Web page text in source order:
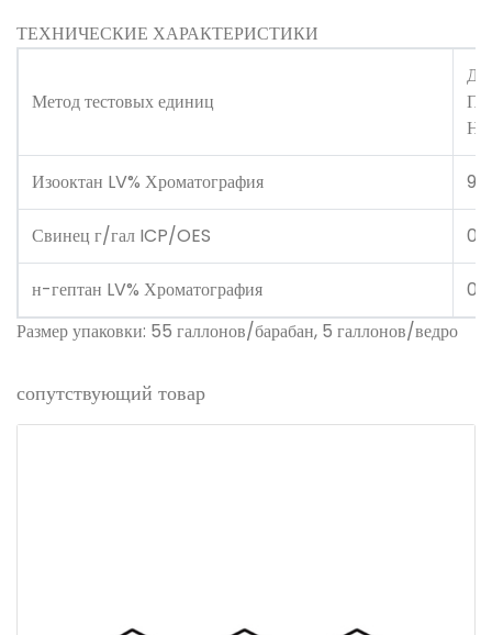
ТЕХНИЧЕСКИЕ ХАРАКТЕРИСТИКИ
Метод тестовых единиц
Н
Изооктан LV% Хроматография
Свинец г/гал ICP/OES
н-гептан LV% Хроматография
0,1
Размер упаковки: 55 галлонов/барабан, 5 галлонов/ведро
сопутствующий товар